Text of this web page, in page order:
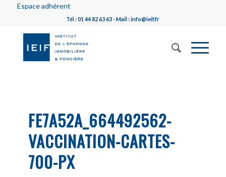
Espace adhérent
Tél : 01 44 82 63 63 - Mail : info@ieif.fr
FE7A52A_664492562-
VACCINATION-CARTES-
700-PX